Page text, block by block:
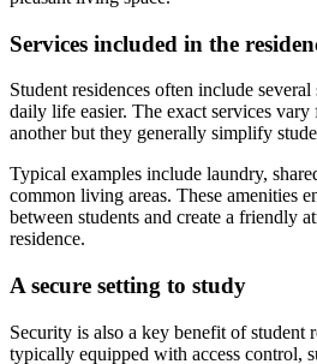
Services included in the
Student residences often include
daily life easier. The exact services vary
another but they generally simplify
Typical examples include laundry,
common living areas. These amenities
between students and create a friendly
residence.
A secure setting to study
Security is also a key benefit of student
typically equipped with access control,